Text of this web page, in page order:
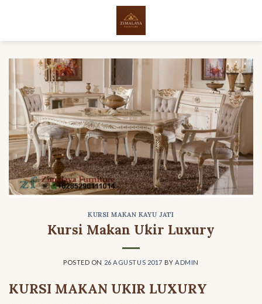
KURSI MAKAN KAYU JATI
Kursi Makan Ukir Luxury
POSTED ON 26 AGUSTUS 2017 BYADMIN
KURSI MAKAN UKIR LUXURY